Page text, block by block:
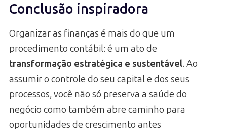
Conclusão inspiradora
Organizar as finanças é mais do que um
procedimento contábil: é um ato de
transformação estratégica e sustentável. Ao
assumir o controle do seu capital e dos seus
processos, você não só preserva a saúde do
negócio como também abre caminho para
oportunidades de crescimento antes